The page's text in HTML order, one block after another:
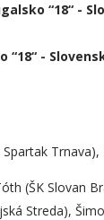
“18“ -
“18“ -
Spartak
(ŠK Slovan
Streda),